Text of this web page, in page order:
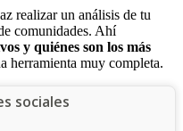
realizar un análisis de tu
comunidades. Ahí
y quiénes son los más
herramienta muy completa.
sociales